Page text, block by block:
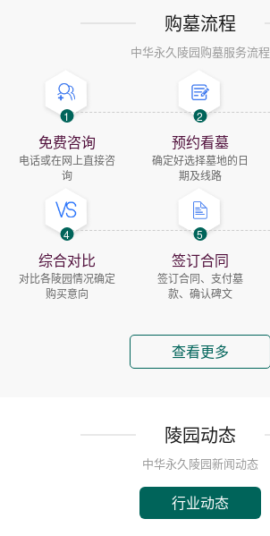
购墓流程
中华永久陵园购墓服务流程
1
免费咨询
电话或在网上直接咨
询
2
预约看墓
确定好选择墓地的日
期及线路
4
综合对比
对比各陵园情况确定
购买意向
5
签订合同
签订合同、支付墓
款、确认碑文
查看更多
陵园动态
中华永久陵园新闻动态
行业动态